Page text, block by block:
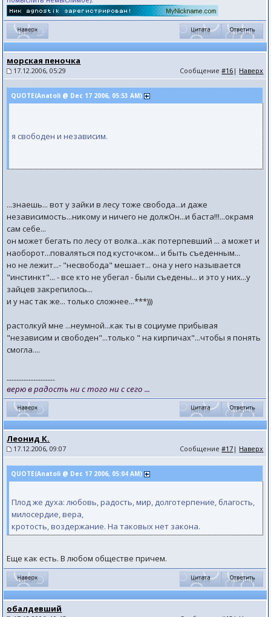
морская пеночка
17.12.2006, 05:29 Сообщение#16 | Наверх
QUOTE(Anatoli @ Dec 17 2006, 05:53 AM)
я свободен и независим.
...знаешь... вот у зайки в лесу тоже свобода...и даже
независимость...никому и ничего не должОн...и баста!!!...окрамя
сам себе...
он может бегать по лесу от волка...как потерпевший ... а может и
наоборот...поваляться под кусточком... и быть съеденным...
но не лежит...- "несвобода" мешает... она у него называется
"инстинкт"... - все кто не убегал - были съедены... и это у них...у
зайцев закрепилось...
и у нас так же... только сложнее...***)))
растолкуй мне ...неумной...как ты в социуме прибывая
"независим и свободен"...только " на кирпичах"...чтобы я понять
смогла....
--------------------
верю в радость ни с того ни с сего ...
Леонид К.
17.12.2006, 09:07 Сообщение#17 | Наверх
QUOTE(Anatoli @ Dec 17 2006, 05:04 AM)
Плод же духа: любовь, радость, мир, долготерпение, благость,
милосердие, вера,
кротость, воздержание. На таковых нет закона.
Еще как есть. В любом обществе причем.
обалдевший